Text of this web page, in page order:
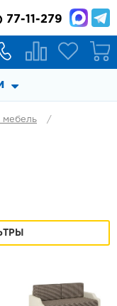
77-11-279
мебель